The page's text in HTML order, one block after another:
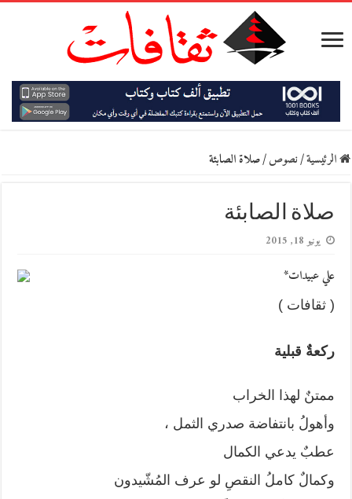
الرئيسية/نصوص/صلاة الصابئة
صلاة الصابئة
يونيو 18, 2015
علي عبيدات*
( ثقافات )
ركعةٌ قبلية
ممتنٌ لهذا الخراب
وأهولُ بانتفاضة صدري الثمل ،
عطبٌ يدعي الكمال
وكمالٌ كاملُ النقصِ لو عرف المُشّيدون